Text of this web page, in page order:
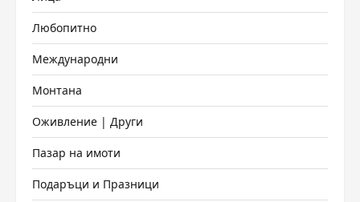
Любопитно
Международни
Монтана
Оживление | Други
Пазар на имоти
Подаръци и Празници